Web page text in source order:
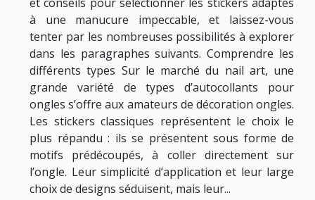
à une manucure impeccable, et laissez-vous
tenter par les nombreuses possibilités à explorer
dans les paragraphes suivants. Comprendre les
différents types Sur le marché du nail art, une
grande variété de types d’autocollants pour
ongles s’offre aux amateurs de décoration ongles.
Les stickers classiques représentent le choix le
plus répandu : ils se présentent sous forme de
motifs prédécoupés, à coller directement sur
l’ongle. Leur simplicité d’application et leur large
choix de designs séduisent, mais leur...